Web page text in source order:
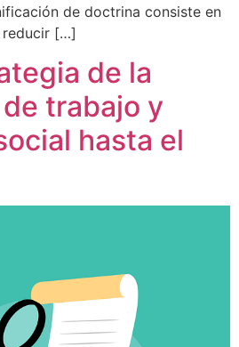
de doctrina consiste en
reducir […]
de la
trabajo y
hasta el